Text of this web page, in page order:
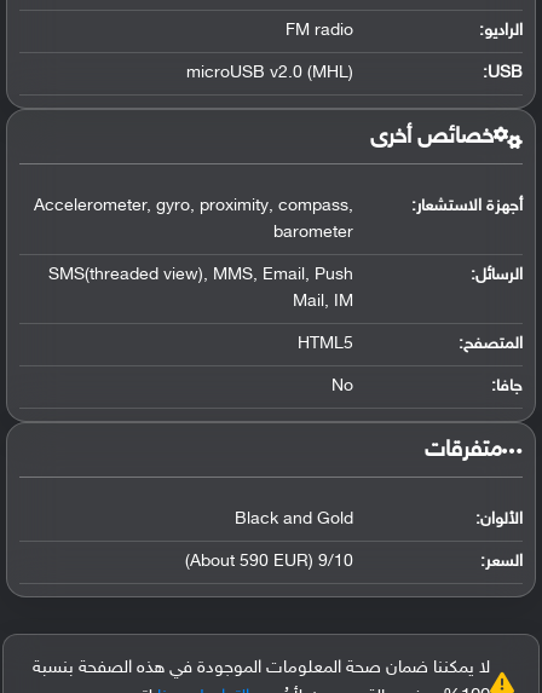
الراديو: FM radio
USB
:
microUSB v2.0 (MHL)
خصائص أخرى
أجهزة الاستشعار:
Accelerometer, gyro, proximity, compass,
barometer
الرسائل:
SMS(threaded view), MMS, Email, Push
Mail, IM
المتصفح: HTML5
جافا: No
‏متفرقات‏
الألوان: Black and Gold
السعر: 9/10 (About 590 EUR)
لا يمكننا ضمان صحة المعلومات الموجودة في هذه الصفحة بنسبة